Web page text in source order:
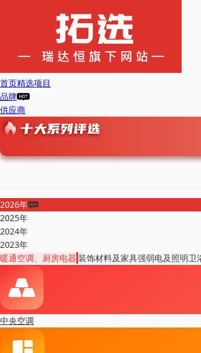
首页精选项目
品牌
供应商
2026年
2025年
2024年
2023年
暖通空调、厨房电器 装饰材料及家具强弱电及照明卫
中央空调